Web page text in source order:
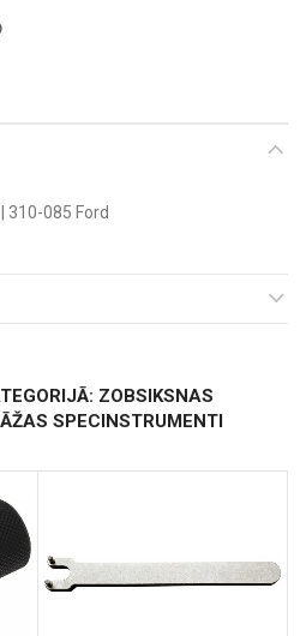
310-085 Ford
ZOBSIKSNAS
SPECINSTRUMENTI